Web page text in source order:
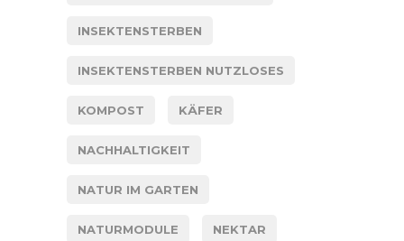
INSEKTENSTERBEN
INSEKTENSTERBEN NUTZLOSES
KOMPOST KÄFER
NACHHALTIGKEIT
NATUR IM GARTEN
NATURMODULE NEKTAR